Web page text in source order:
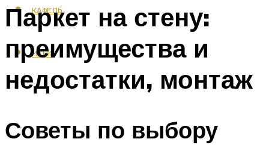
КАФЕЛЬ
МЕНЮ
Паркет на стену:
преимущества и
недостатки, монтаж
Советы по выбору